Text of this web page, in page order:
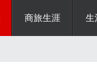
商旅生涯 生